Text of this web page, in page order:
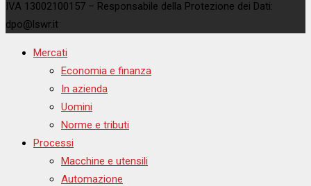
IVA 13002100157 – Responsabile della Protezione dei Dati:
dpo@lswr.it
Mercati
Economia e finanza
In azienda
Uomini
Norme e tributi
Processi
Macchine e utensili
Automazione